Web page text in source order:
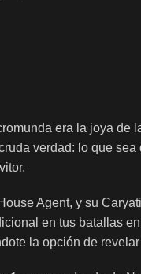
era la joya
verdad: lo que
Agent, y su
en tus batallas
la opción de